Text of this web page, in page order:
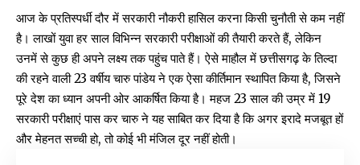
आज के प्रतिस्पर्धी दौर में सरकारी नौकरी हासिल करना किसी चुनौती से कम नहीं
है। लाखों युवा हर साल विभिन्न सरकारी परीक्षाओं की तैयारी करते हैं, लेकिन
उनमें से कुछ ही अपने लक्ष्य तक पहुंच पाते हैं। ऐसे माहौल में छत्तीसगढ़ के तिल्दा
की रहने वाली 23 वर्षीय चारु पांडेय ने एक ऐसा कीर्तिमान स्थापित किया है, जिसने
पूरे देश का ध्यान अपनी ओर आकर्षित किया है। महज 23 साल की उम्र में 19
सरकारी परीक्षाएं पास कर चारु ने यह साबित कर दिया है कि अगर इरादे मजबूत हों
और मेहनत सच्ची हो, तो कोई भी मंजिल दूर नहीं होती।